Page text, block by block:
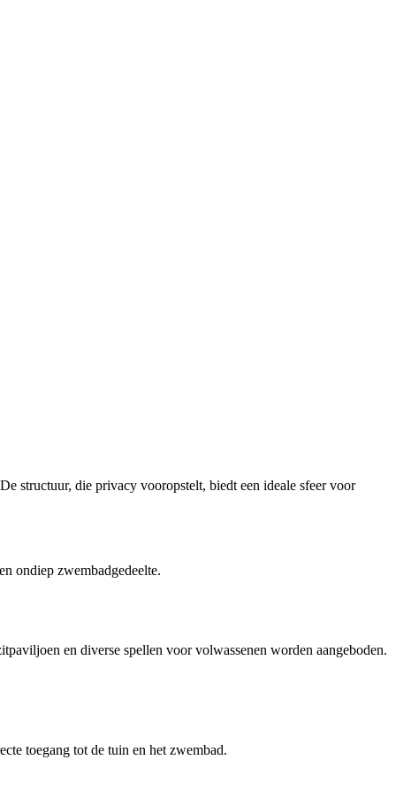
structuur, die privacy vooropstelt, biedt een ideale sfeer voor
ondiep zwembadgedeelte.
en diverse spellen voor volwassenen worden aangeboden.
toegang tot de tuin en het zwembad.